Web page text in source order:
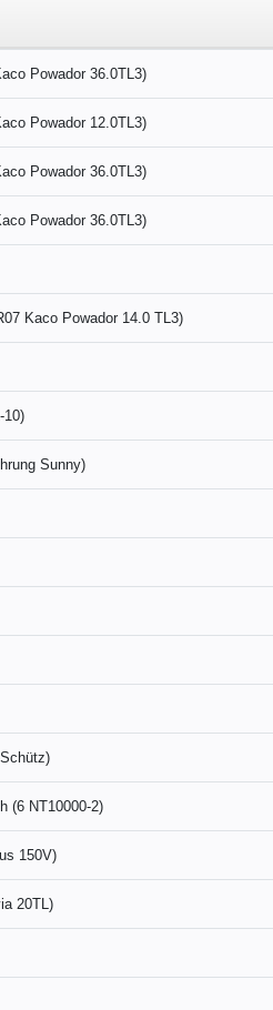
Powador 36.0TL3)
Powador 12.0TL3)
Powador 36.0TL3)
Powador 36.0TL3)
Kaco Powador 14.0 TL3)
10)
Sunny)
(6 NT10000-2)
150V)
20TL)